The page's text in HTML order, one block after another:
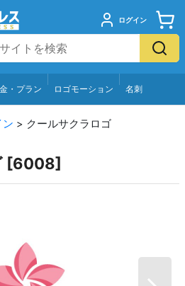
ログイン
・プラン ロゴモーション 名刺
ン > クールサクラロゴ
[6008]